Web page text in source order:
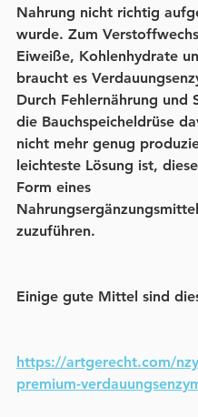
Nahrung nicht richtig
wurde. Zum
Eiweiße, Kohlenhydrate
braucht es
Durch Fehlernährung und
die Bauchspeicheldrüse
nicht mehr genug
leichteste Lösung ist,
Form eines
zuzuführen.
Einige gute Mittel sind
https://artgerecht.com/
premium-